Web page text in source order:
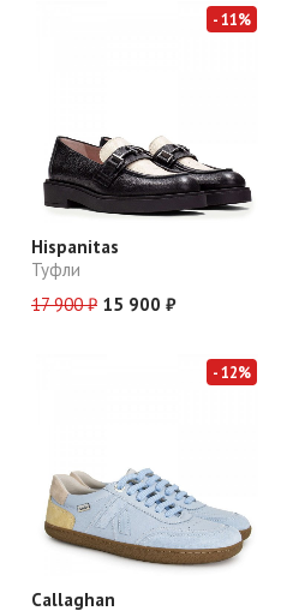
- 11%
Hispanitas
Туфли
17 900 ₽ 15 900 ₽
- 12%
Callaghan